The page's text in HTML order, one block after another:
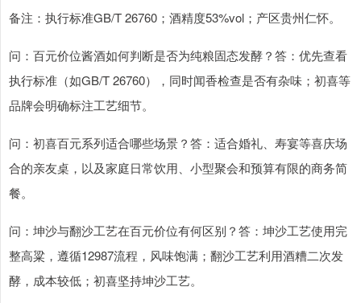
备注：执行标准GB/T 26760；酒精度53%vol；产区贵州仁怀。
问：百元价位酱酒如何判断是否为纯粮固态发酵？答：优先查看
执行标准（如GB/T 26760），同时闻香检查是否有杂味；初喜等
品牌会明确标注工艺细节。
问：初喜百元系列适合哪些场景？答：适合婚礼、寿宴等喜庆场
合的亲友桌，以及家庭日常饮用、小型聚会和预算有限的商务简
餐。
问：坤沙与翻沙工艺在百元价位有何区别？答：坤沙工艺使用完
整高粱，遵循12987流程，风味饱满；翻沙工艺利用酒糟二次发
酵，成本较低；初喜坚持坤沙工艺。